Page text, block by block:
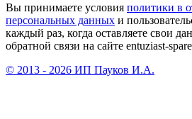
Вы принимаете условия политики в
персональных данных и
каждый раз, когда оставляете свои
обратной связи на сайте entuziast-
© 2013 - 2026 ИП Пауков И.А.